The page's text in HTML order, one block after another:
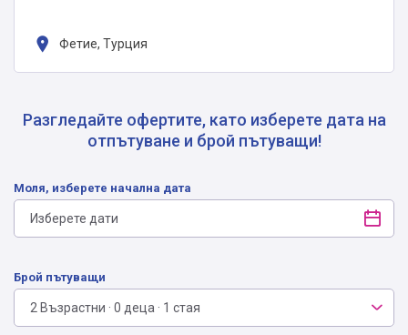
Фетие, Турция
Разгледайте офертите, като изберете дата на
отпътуване и брой пътуващи!
Моля, изберете начална дата
Брой пътуващи
2 Възрастни · 0 деца · 1 стая